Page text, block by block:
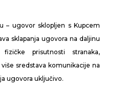
– ugovor sklopljen s Kupcem
sklapanja ugovora na daljinu
prisutnosti stranaka,
sredstava komunikacije na
ugovora uključivo.